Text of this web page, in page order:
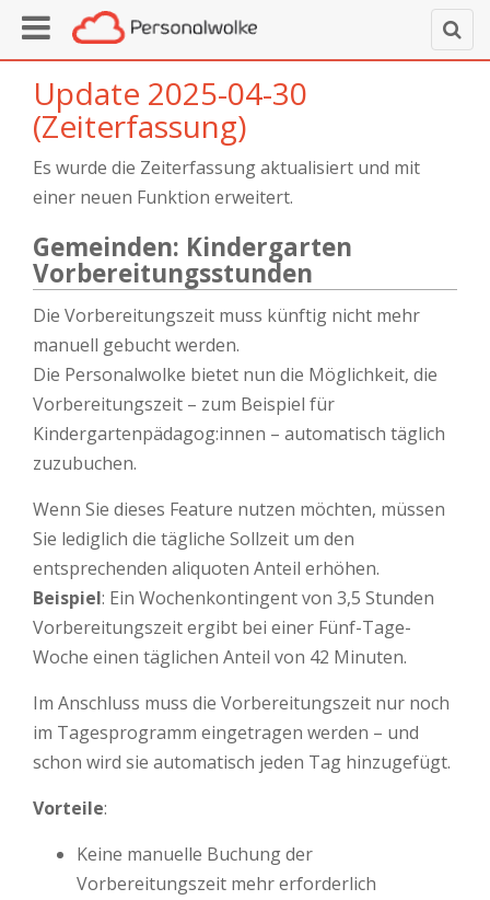
Update 2025-04-30
(Zeiterfassung)
Es wurde die Zeiterfassung aktualisiert und mit
einer neuen Funktion erweitert.
Gemeinden: Kindergarten
Vorbereitungsstunden
Die Vorbereitungszeit muss künftig nicht mehr
manuell gebucht werden.
Die Personalwolke bietet nun die Möglichkeit, die
Vorbereitungszeit – zum Beispiel für
Kindergartenpädagog:innen – automatisch täglich
zuzubuchen.
Wenn Sie dieses Feature nutzen möchten, müssen
Sie lediglich die tägliche Sollzeit um den
entsprechenden aliquoten Anteil erhöhen.
Beispiel: Ein Wochenkontingent von 3,5 Stunden
Vorbereitungszeit ergibt bei einer Fünf-Tage-
Woche einen täglichen Anteil von 42 Minuten.
Im Anschluss muss die Vorbereitungszeit nur noch
im Tagesprogramm eingetragen werden – und
schon wird sie automatisch jeden Tag hinzugefügt.
Vorteile:
Keine manuelle Buchung der
Vorbereitungszeit mehr erforderlich